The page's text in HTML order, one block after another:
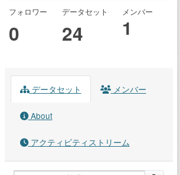
フォロワー
0
データセット
24
メンバー
1
データセット メンバー
About
アクティビティストリーム